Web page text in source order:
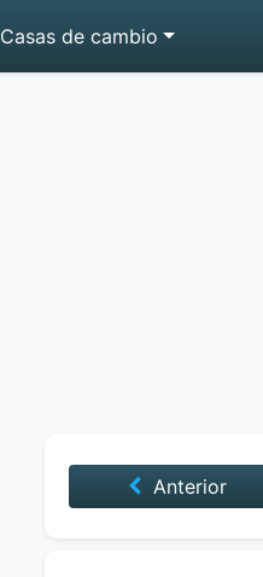
Casas de cambio
Anterior